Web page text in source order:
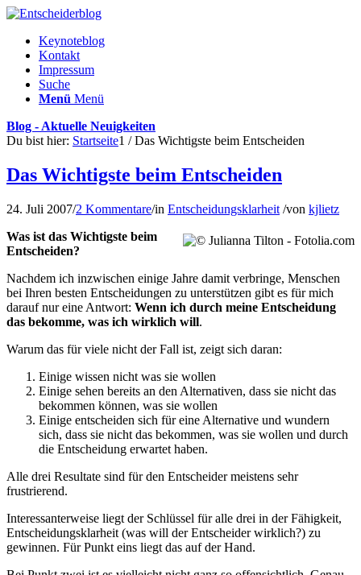
Keynoteblog
Kontakt
Impressum
Suche
Menü Menü
Blog - Aktuelle Neuigkeiten
Du bist hier: Startseite1 / Das Wichtigste beim Entscheiden
Das Wichtigste beim Entscheiden
24. Juli 2007/2 Kommentare/in Entscheidungsklarheit /von kjlietz
Was ist das Wichtigste beim
Entscheiden?
Nachdem ich inzwischen einige Jahre damit verbringe, Menschen
bei Ihren besten Entscheidungen zu unterstützen gibt es für mich
darauf nur eine Antwort: Wenn ich durch meine Entscheidung
das bekomme, was ich wirklich will.
Warum das für viele nicht der Fall ist, zeigt sich daran:
Einige wissen nicht was sie wollen
Einige sehen bereits an den Alternativen, dass sie nicht das
bekommen können, was sie wollen
Einige entscheiden sich für eine Alternative und wundern
sich, dass sie nicht das bekommen, was sie wollen und durch
die Entscheidung erwartet haben.
Alle drei Resultate sind für den Entscheider meistens sehr
frustrierend.
Interessanterweise liegt der Schlüssel für alle drei in der Fähigkeit,
Entscheidungsklarheit (was will der Entscheider wirklich?) zu
gewinnen. Für Punkt eins liegt das auf der Hand.